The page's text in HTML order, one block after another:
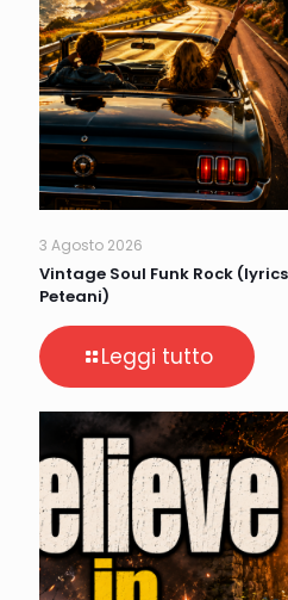
3 Agosto 2026
Vintage Soul Funk Rock
Peteani)
Leggi tutto